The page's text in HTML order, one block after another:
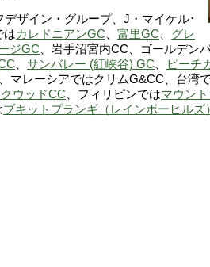
ザイン・グループ、J・マイケル･
はカレドニアンGC、 富里GC、 グレ
ジGC、岩手沼宮内CC、ゴールデン
、 サンバレー (紅峡谷) GC、
ピーチ
、マレーシアではクリムG&CC、台湾
ウッドCC、フィリピンではマウン
ブキットプランギ（レインボーヒルズ